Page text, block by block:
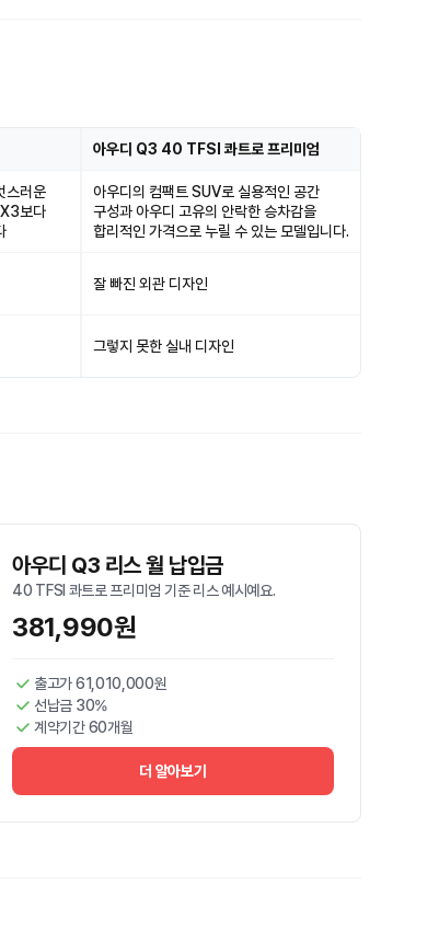
아우디 Q3 40 TFSI 콰트로 프리미엄
스러운
X3보다
아우디의 컴팩트 SUV로 실용적인 공간
구성과 아우디 고유의 안락한 승차감을
합리적인 가격으로 누릴 수 있는 모델입니다.
잘 빠진 외관 디자인
그렇지 못한 실내 디자인
아우디 Q3 리스 월 납입금
40 TFSI 콰트로 프리미엄 기준 리스 예시예요.
381,990원
출고가 61,010,000원
선납금 30%
계약기간 60개월
더 알아보기